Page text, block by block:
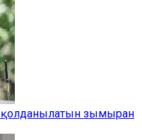
қолданылатын зымыран